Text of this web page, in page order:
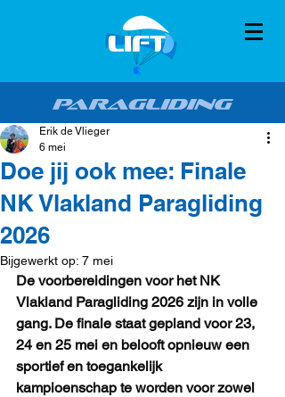
Doe jij ook mee: Finale
NK Vlakland Paragliding
2026
Erik de Vlieger
6 mei
Bijgewerkt op: 7 mei
De voorbereidingen voor het NK
Vlakland Paragliding 2026 zijn in volle
gang. De finale staat gepland voor 23,
24 en 25 mei en belooft opnieuw een
sportief en toegankelijk
kampioenschap te worden voor zowel